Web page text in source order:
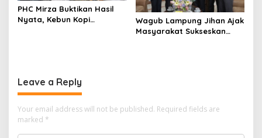
PHC Mirza Buktikan Hasil
Nyata, Kebun Kopi
Wagub Lampung Jihan Ajak
Masyarakat Sukseskan
Leave a Reply
Your email address will not be published. Required fields are
marked *